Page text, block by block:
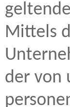
Mittels
der von